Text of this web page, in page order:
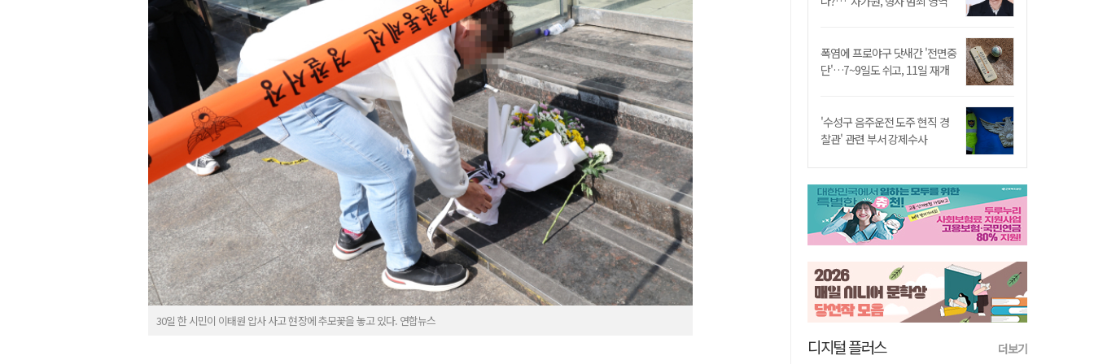
30일 한 시민이 이태원 압사 사고 현장에 추모꽃을 놓고 있다. 연합뉴스
폭염에 프로야구 닷새간 '전면중
단'…7~9일도 쉬고, 11일 재개
'수성구 음주운전 도주 현직 경
찰관' 관련 부서 강제수사
디지털 플러스 더보기